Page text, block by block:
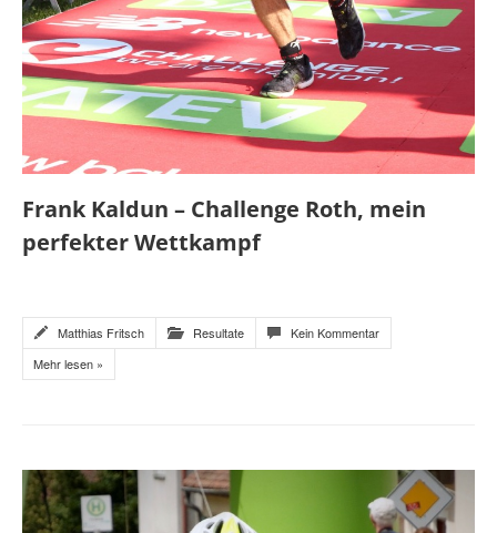
Frank Kaldun – Challenge Roth, mein
perfekter Wettkampf
Matthias Fritsch Resultate
Kein Kommentar
Mehr lesen »